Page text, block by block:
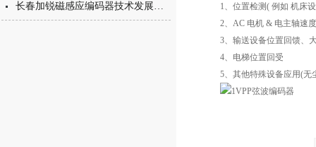
长春加锐磁感应编码器技术发展走向
1、位置检测( 例如 机床设
2、AC 电机 & 电主轴速度
3、输送设备位置回馈、大
4、电梯位置回受
5、其他特殊设备应用(无尘